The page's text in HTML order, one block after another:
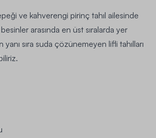
ve kahverengi pirinç tahıl ailesinde
arasında en üst sıralarda yer
yanı sıra suda çözünemeyen lifli tahılları